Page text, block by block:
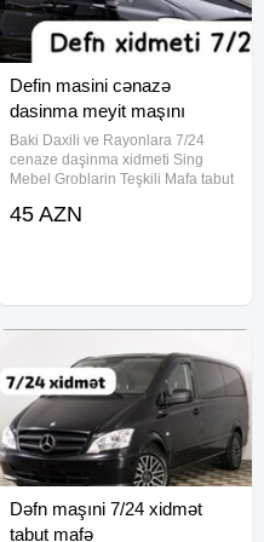
Defin masini cənazə
dasinma meyit maşını
Baki Daxili ve Rayonlara 7/24
cenaze daşinma xidmeti Sing
Mebel Groblarin Teşkili Mafa tabut
səviyəli cənazə aftomobilerin
45 AZN
Dəfn maşıni 7/24 xidmət
tabut mafə